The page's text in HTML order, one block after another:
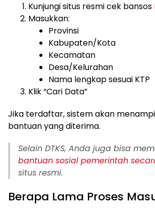
Kunjungi situs resmi cek bansos
Masukkan:
Provinsi
Kabupaten/Kota
Kecamatan
Desa/Kelurahan
Nama lengkap sesuai KTP
Klik “Cari Data”
Jika terdaftar, sistem akan
bantuan yang diterima.
Selain DTKS, Anda juga bisa
bantuan sosial pemerintah
situs resmi.
Berapa Lama Proses